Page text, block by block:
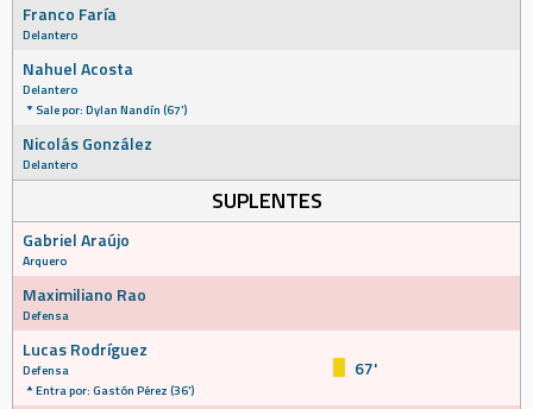
Franco Faría
Delantero
Nahuel Acosta
Delantero
Sale por: Dylan Nandín (67')
Nicolás González
Delantero
SUPLENTES
Gabriel Araújo
Arquero
Maximiliano Rao
Defensa
Lucas Rodríguez
Defensa
Entra por: Gastón Pérez (36')
67'